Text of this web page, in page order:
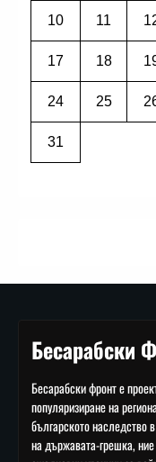
10 11
17 18
24 25
31
Бесарабски
Бесарабски фронт е
популяризиране на
българското наследство
на държавата-грешка,